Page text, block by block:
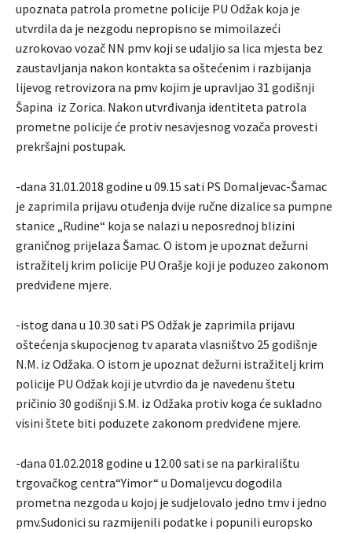
upoznata patrola prometne policije PU Odžak koja je
utvrdila da je nezgodu nepropisno se mimoilazeći
uzrokovao vozač NN pmv koji se udaljio sa lica mjesta bez
zaustavljanja nakon kontakta sa oštećenim i razbijanja
lijevog retrovizora na pmv kojim je upravljao 31 godišnji
Šapina iz Zorica. Nakon utvrđivanja identiteta patrola
prometne policije će protiv nesavjesnog vozača provesti
prekršajni postupak.
-dana 31.01.2018 godine u 09.15 sati PS Domaljevac-Šamac
je zaprimila prijavu otuđenja dvije ručne dizalice sa pumpne
stanice „Rudine“ koja se nalazi u neposrednoj blizini
graničnog prijelaza Šamac. O istom je upoznat dežurni
istražitelj krim policije PU Orašje koji je poduzeo zakonom
predviđene mjere.
-istog dana u 10.30 sati PS Odžak je zaprimila prijavu
oštećenja skupocjenog tv aparata vlasništvo 25 godišnje
N.M. iz Odžaka. O istom je upoznat dežurni istražitelj krim
policije PU Odžak koji je utvrdio da je navedenu štetu
pričinio 30 godišnji S.M. iz Odžaka protiv koga će sukladno
visini štete biti poduzete zakonom predviđene mjere.
-dana 01.02.2018 godine u 12.00 sati se na parkiralištu
trgovačkog centra“Yimor“ u Domaljevcu dogodila
prometna nezgoda u kojoj je sudjelovalo jedno tmv i jedno
pmv.Sudonici su razmijenili podatke i popunili europsko